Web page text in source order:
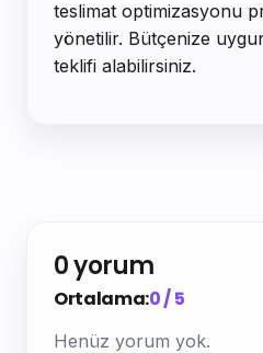
teslimat optimizasyonu
yönetilir. Bütçenize
teklifi alabilirsiniz.
0 yorum
Ortalama:0 / 5
Henüz yorum yok.